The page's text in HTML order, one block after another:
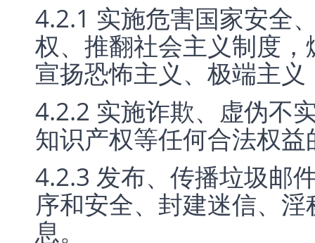
4.2.1 实施危害国家安全
权、推翻社会主义制度
宣扬恐怖主义、极端主
4.2.2 实施诈欺、虚伪不
知识产权等任何合法权益
4.2.3 发布、传播垃圾邮
序和安全、封建迷信、
息。